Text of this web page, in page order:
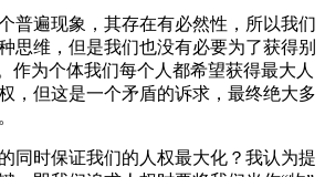
普遍现象，其存在有必然性，所以我们
思维，但是我们也没有必要为了获得别
作为个体我们每个人都希望获得最大人
，但这是一个矛盾的诉求，最终绝大多
同时保证我们的人权最大化？我认为提